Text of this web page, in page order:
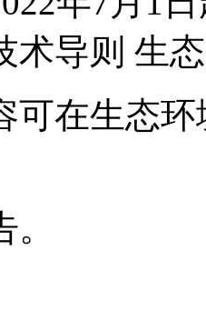
术导则 生
生态环